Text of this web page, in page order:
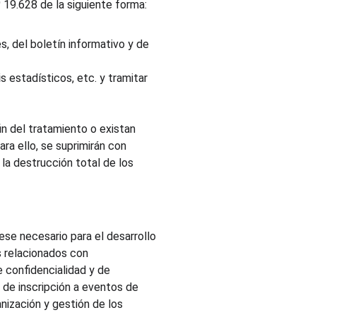
de la siguiente forma:
del boletín informativo y de
estadísticos, etc. y tramitar
del tratamiento o existan
ello, se suprimirán con
la destrucción total de los
necesario para el desarrollo
con
confidencialidad y de
inscripción a eventos de
y gestión de los